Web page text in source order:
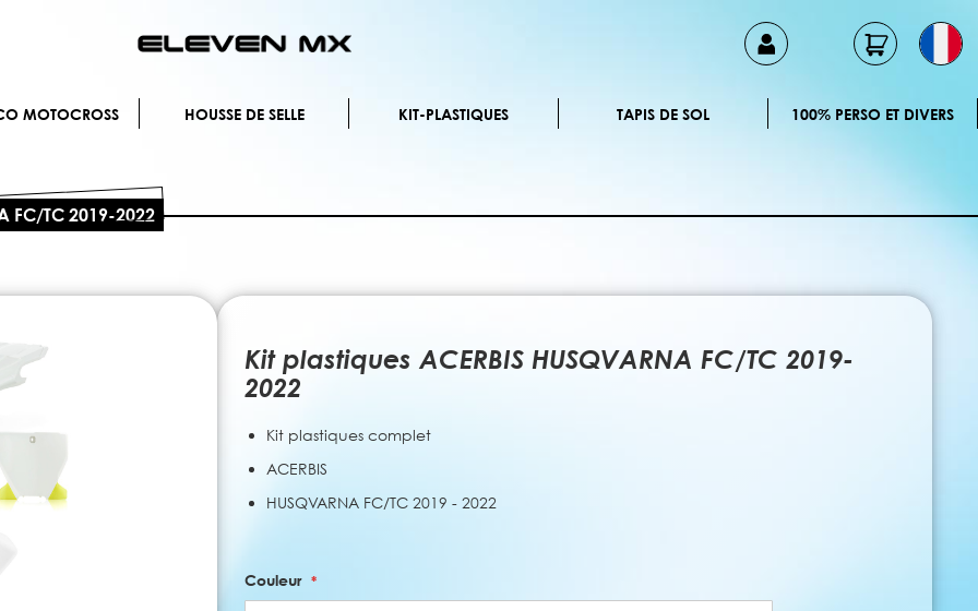
au
MOTOCROSS HOUSSE DE SELLE KIT-PLASTIQUES TAPIS DE SOL 100% PERSO ET DIVERS
FC/TC 2019-2022
Kit plastiques ACERBIS HUSQVARNA FC/TC 2019-
2022
Kit plastiques complet
ACERBIS
HUSQVARNA FC/TC 2019 - 2022
Couleur